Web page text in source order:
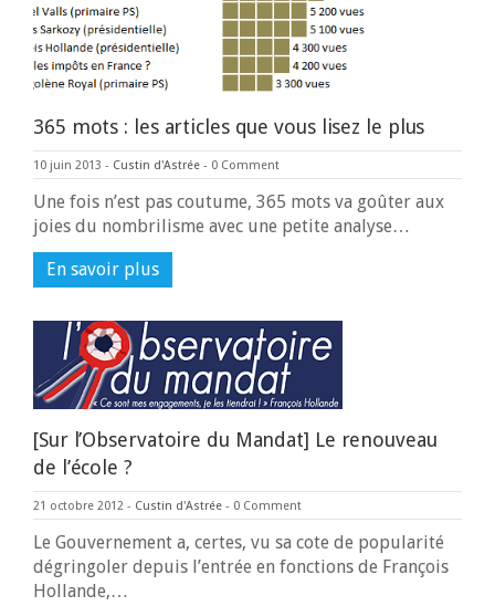
365 mots : les articles que vous lisez le plus
10 juin 2013 - Custin d'Astrée - 0 Comment
Une fois n’est pas coutume, 365 mots va goûter aux
joies du nombrilisme avec une petite analyse…
En savoir plus
[Sur l’Observatoire du Mandat] Le renouveau
de l’école ?
21 octobre 2012 - Custin d'Astrée - 0 Comment
Le Gouvernement a, certes, vu sa cote de popularité
dégringoler depuis l’entrée en fonctions de François
Hollande,…